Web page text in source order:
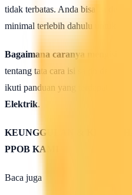
tidak terbatas. Anda bisa isi
minimal terlebih dahulu untuk uji
Bagaimana caranya mengisi
tentang tata cara isi saldo deposit
ikuti panduan yang terdapat di
Elektrik.
KEUNGGULAN &
PPOB KAMI
Baca juga